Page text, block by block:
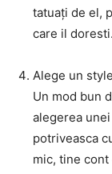
tatuați de el,
care il doresti.
Alege un
Un mod bun
alegerea
potriveasca
mic, tine